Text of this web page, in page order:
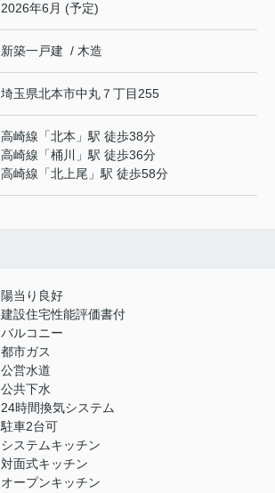
2026年6月 (予定)
新築一戸建 / 木造
埼玉県北本市中丸 ７丁目255
高崎線 「北本 」駅 徒歩38分
高崎線 「桶川
」駅 徒歩36分
高崎線 「北上尾 」駅 徒歩58分
陽当り良好
建設住宅性能評価書付
バルコニー
都市ガス
公営水道
公共下水
24時間換気システム
駐車2台可
システムキッチン
対面式キッチン
オープンキッチン